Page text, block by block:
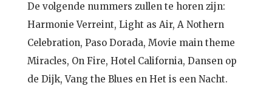
De volgende nummers zullen te horen zijn:
Harmonie Verreint, Light as Air, A Nothern
Celebration, Paso Dorada, Movie main theme
Miracles, On Fire, Hotel California, Dansen op
de Dijk, Vang the Blues en Het is een Nacht.